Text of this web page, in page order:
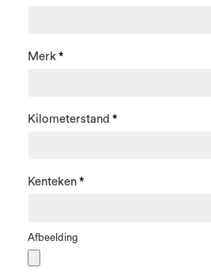
Merk
Kilometerstand
Kenteken
Afbeelding